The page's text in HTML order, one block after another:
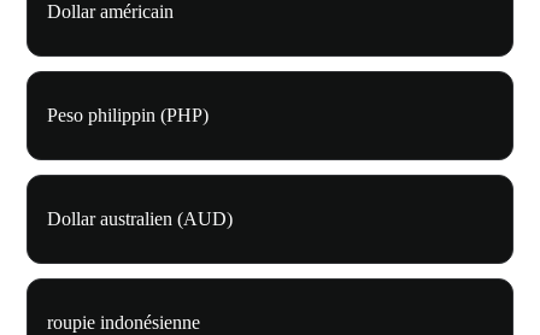
Dollar américain
Peso philippin (PHP)
Dollar australien (AUD)
roupie indonésienne